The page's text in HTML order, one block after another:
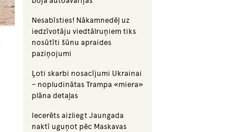
Nesabīsties! Nākamnedēļ uz
iedzīvotāju viedtālruņiem tiks
nosūtīti šūnu apraides
paziņojumi
Ļoti skarbi nosacījumi Ukrainai
– nopludinātas Trampa «miera»
plāna detaļas
Iecerēts aizliegt Jaungada
naktī uguņot pēc Maskavas